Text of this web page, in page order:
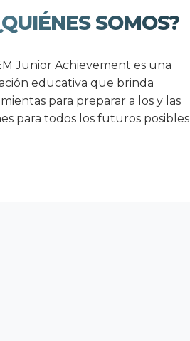
SOMOS?
Junior Achievement es una
educativa que brinda
para preparar a los y las
para todos los futuros posibles